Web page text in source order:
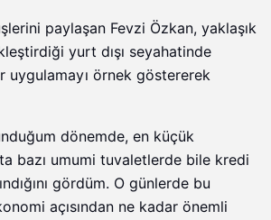
paylaşan Fevzi Özkan, yaklaşık
yurt dışı seyahatinde
uygulamayı örnek göstererek
dönemde, en küçük
bazı umumi tuvaletlerde bile kredi
gördüm. O günlerde bu
açısından ne kadar önemli